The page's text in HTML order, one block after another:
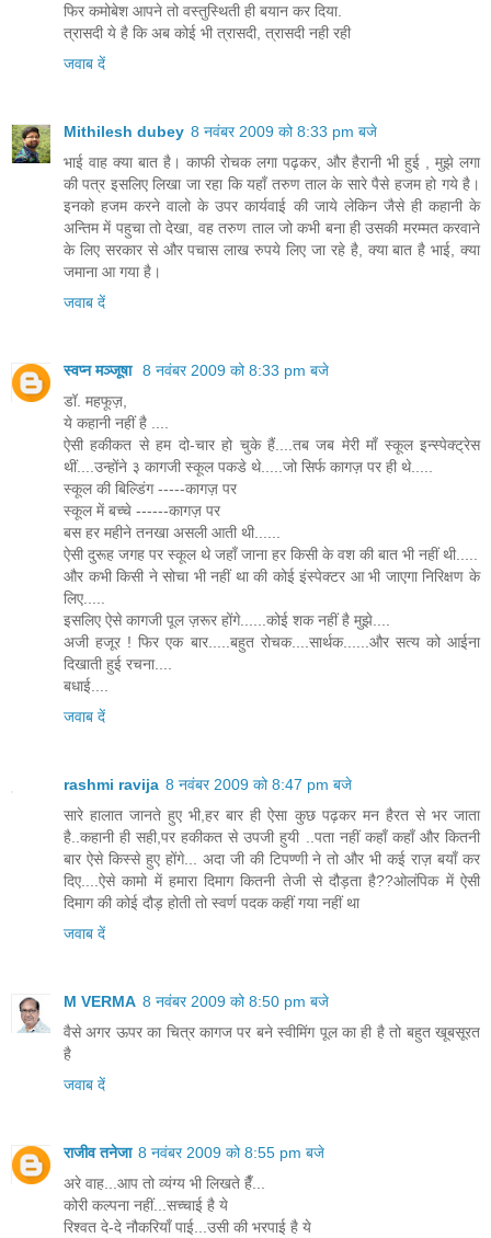
फिर कमोबेश आपने तो वस्तुस्थिती ही बयान कर दिया.
त्रासदी ये है कि अब कोई भी त्रासदी, त्रासदी नही रही
जवाब दें
Mithilesh dubey 8 नवंबर 2009 को 8:33 pm बजे
भाई वाह क्या बात है। काफी रोचक लगा पढ़कर, और हैरानी भी हुई , मुझे लगा
की पत्र इसलिए लिखा जा रहा कि यहाँ तरुण ताल के सारे पैसे हजम हो गये है।
इनको हजम करने वालो के उपर कार्यवाई की जाये लेकिन जैसे ही कहानी के
अन्तिम में पहुचा तो देखा, वह तरुण ताल जो कभी बना ही उसकी मरम्मत करवाने
के लिए सरकार से और पचास लाख रुपये लिए जा रहे है, क्या बात है भाई, क्या
जमाना आ गया है।
जवाब दें
स्वप्न मञ्जूषा 8 नवंबर 2009 को 8:33 pm बजे
डॉ. महफूज़,
ये कहानी नहीं है ....
ऐसी हकीकत से हम दो-चार हो चुके हैं....तब जब मेरी माँ स्कूल इन्स्पेक्ट्रेस
थीं....उन्होंने ३ कागजी स्कूल पकडे थे.....जो सिर्फ कागज़ पर ही थे.....
स्कूल की बिल्डिंग -----कागज़ पर
स्कूल में बच्चे ------कागज़ पर
बस हर महीने तनखा असली आती थी......
ऐसी दुरूह जगह पर स्कूल थे जहाँ जाना हर किसी के वश की बात भी नहीं थी.....
और कभी किसी ने सोचा भी नहीं था की कोई इंस्पेक्टर आ भी जाएगा निरिक्षण के
लिए.....
इसलिए ऐसे कागजी पूल ज़रूर होंगे......कोई शक नहीं है मुझे....
अजी हजूर ! फिर एक बार.....बहुत रोचक....सार्थक......और सत्य को आईना
दिखाती हुई रचना....
बधाई....
जवाब दें
rashmi ravija 8 नवंबर 2009 को 8:47 pm बजे
सारे हालात जानते हुए भी,हर बार ही ऐसा कुछ पढ़कर मन हैरत से भर जाता
है..कहानी ही सही,पर हकीकत से उपजी हुयी ..पता नहीं कहाँ कहाँ और कितनी
बार ऐसे किस्से हुए होंगे... अदा जी की टिपण्णी ने तो और भी कई राज़ बयाँ कर
दिए....ऐसे कामो में हमारा दिमाग कितनी तेजी से दौड़ता है??ओलंपिक में ऐसी
दिमाग की कोई दौड़ होती तो स्वर्ण पदक कहीं गया नहीं था
जवाब दें
M VERMA 8 नवंबर 2009 को 8:50 pm बजे
वैसे अगर ऊपर का चित्र कागज पर बने स्वीमिंग पूल का ही है तो बहुत खूबसूरत
है
जवाब दें
राजीव तनेजा 8 नवंबर 2009 को 8:55 pm बजे
अरे वाह...आप तो व्यंग्य भी लिखते हैँ...
कोरी कल्पना नहीं...सच्चाई है ये
रिश्वत दे-दे नौकरियाँ पाई...उसी की भरपाई है ये